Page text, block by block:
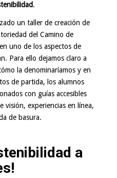
.
un taller de creación de
del Camino de
uno de los aspectos de
Para ello dejamos claro a
la denominaríamos y en
de partida, los alumnos
con guías accesibles
visión, experiencias en línea,
de basura.
a